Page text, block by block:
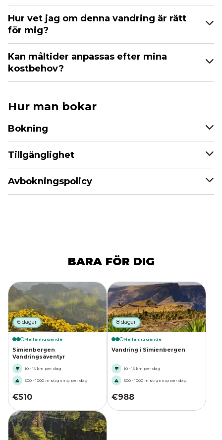
Hur vet jag om denna vandring är rätt
för mig?
Kan måltider anpassas efter mina
kostbehov?
Hur man bokar
Bokning
Tillgänglighet
Avbokningspolicy
BARA FÖR DIG
6 dagar
Mellanliggande
Simienbergen
Vandringsäventyr
10 - 15 km per dag
500 - 1000 m stigning per dag
€510
8 dagar
Mellanliggande
Vandring i Simienbergen
10 - 15 km per dag
500 - 1000 m stigning per dag
€988